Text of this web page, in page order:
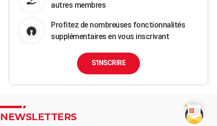
autres membres
Profitez de nombreuses fonctionnalités
supplémentaires en vous inscrivant
S'INSCRIRE
NEWSLETTERS